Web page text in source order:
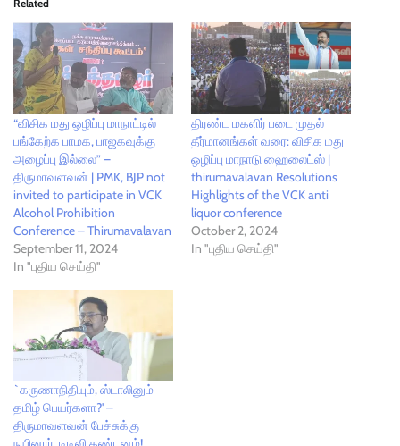
Related
“விசிக மது ஒழிப்பு மாநாட்டில்
பங்கேற்க பாமக, பாஜகவுக்கு
அழைப்பு இல்லை” –
திருமாவளவன் | PMK, BJP not
invited to participate in VCK
Alcohol Prohibition
Conference – Thirumavalavan
September 11, 2024
In "புதிய செய்தி"
திரண்ட மகளிர் படை முதல்
தீர்மானங்கள் வரை: விசிக மது
ஒழிப்பு மாநாடு ஹைலைட்ஸ் |
thirumavalavan Resolutions
Highlights of the VCK anti
liquor conference
October 2, 2024
In "புதிய செய்தி"
`கருணாநிதியும், ஸ்டாலினும்
தமிழ் பெயர்களா?' –
திருமாவளவன் பேச்சுக்கு